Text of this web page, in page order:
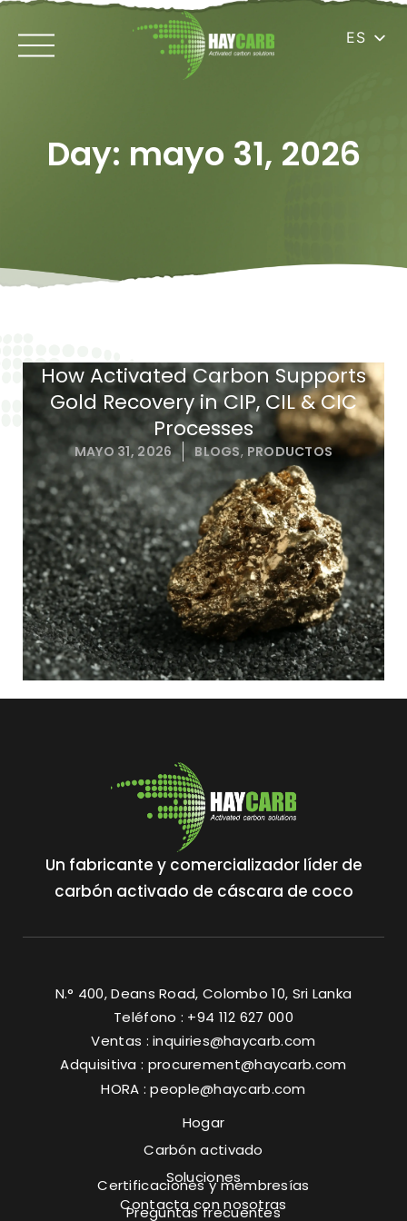
ES
Day: mayo 31, 2026
How Activated Carbon Supports
Gold Recovery in CIP, CIL & CIC
Processes
MAYO 31, 2026 BLOGS, PRODUCTOS
Un fabricante y comercializador líder de
carbón activado de cáscara de coco
N.° 400, Deans Road, Colombo 10, Sri Lanka
Teléfono : +94 112 627 000
Ventas :inquiries@haycarb.com
Adquisitiva : procurement@haycarb.com
HORA :people@haycarb.com
Hogar
Carbón activado
Soluciones
Contacta con nosotras
Certificaciones y membresías
Preguntas frecuentes